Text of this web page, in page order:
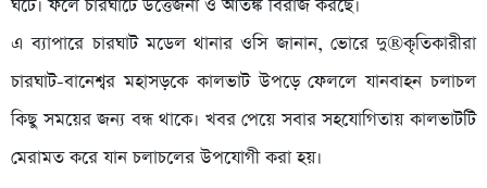
ঘটে। ফলে চারঘাটে উত্তেজনা ও আতঙ্ক বিরাজ করছে।
এ ব্যাপারে চারঘাট মডেল থানার ওসি জানান, ভোরে দু®কৃতিকারীরা
চারঘাট-বানেশ্বর মহাসড়কে কালভাট উপড়ে ফেললে যানবাহন চলাচল
কিছু সময়ের জন্য বন্ধ থাকে। খবর পেয়ে সবার সহযোগিতায় কালভাটটি
মেরামত করে যান চলাচলের উপযোগী করা হয়।